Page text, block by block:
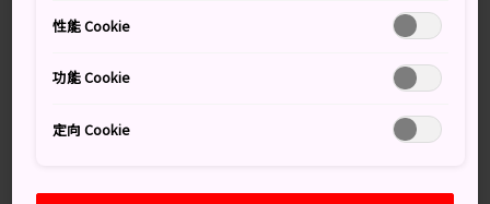
海螢火蟲停車區是全世界唯一位於海上的收費公路休息
高速公路是從千葉 的木更津，穿越東京灣海底，前往
時公路會回升至海面，旅客可在此休息、賞景。
性能 Cookie
功能 Cookie
定向 Cookie